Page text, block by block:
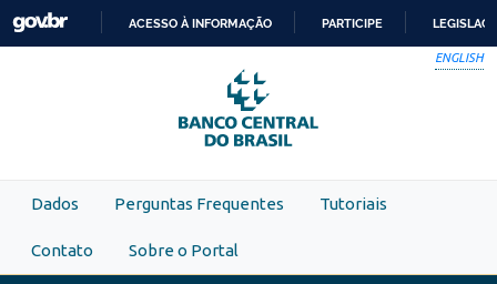
Skip to main content
PARA
O
CONTEÚDO
ACESSO À INFORMAÇÃO PARTICIPE
ENGLISH
Dados Perguntas Frequentes Tutoriais
Contato Sobre o Portal